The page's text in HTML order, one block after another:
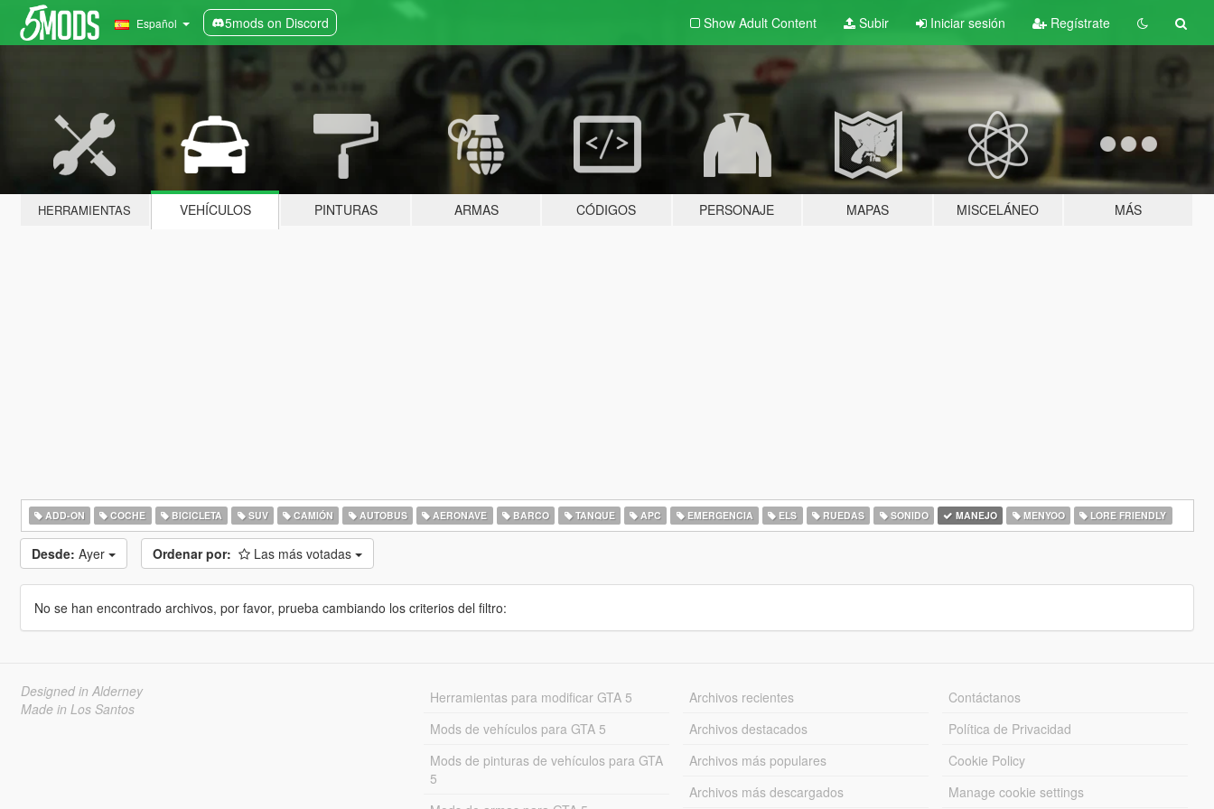
Español 5mods on Discord Show Adult Content Subir Iniciar sesión Regístrate
HERRAMIENTAS VEHÍCULOS PINTURAS ARMAS CÓDIGOS PERSONAJE MAPAS MISCELÁNEO MÁS
ADD-ON COCHE BICICLETA SUV CAMIÓN AUTOBUS AERONAVE BARCO TANQUE APC EMERGENCIA ELS RUEDAS SONIDO MANEJO MENYOO LORE FRIENDLY
Desde: Ayer Ordenar por: Las más votadas
No se han encontrado archivos, por favor, prueba cambiando los criterios del filtro:
Designed in Alderney
Made in Los Santos
Herramientas para modificar GTA 5
Mods de vehículos para GTA 5
Mods de pinturas de vehículos para GTA
5
Archivos recientes
Archivos destacados
Archivos más populares
Archivos más descargados
Contáctanos
Política de Privacidad
Cookie Policy
Manage cookie settings